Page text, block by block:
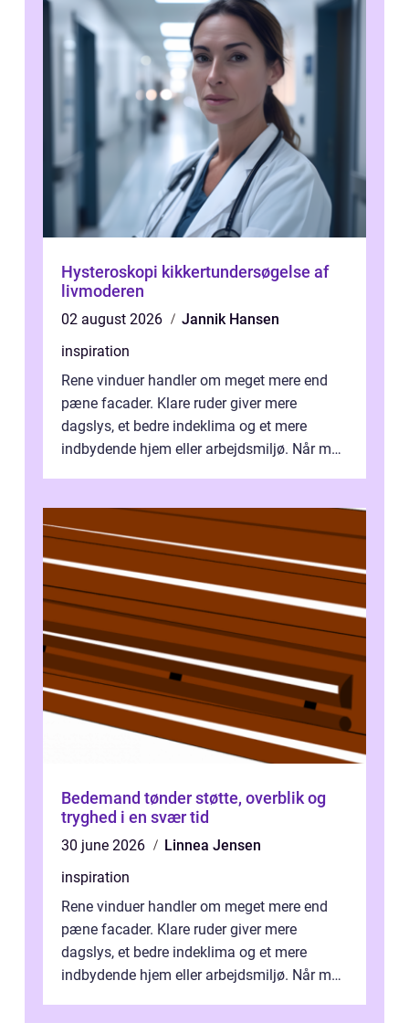
Hysteroskopi kikkertundersøgelse af
livmoderen
02 august 2026
Jannik Hansen
inspiration
Rene vinduer handler om meget mere end
pæne facader. Klare ruder giver mere
dagslys, et bedre indeklima og et mere
indbydende hjem eller arbejdsmiljø. Når man
Bedemand tønder støtte, overblik og
tryghed i en svær tid
30 june 2026
Linnea Jensen
inspiration
Rene vinduer handler om meget mere end
pæne facader. Klare ruder giver mere
dagslys, et bedre indeklima og et mere
indbydende hjem eller arbejdsmiljø. Når man